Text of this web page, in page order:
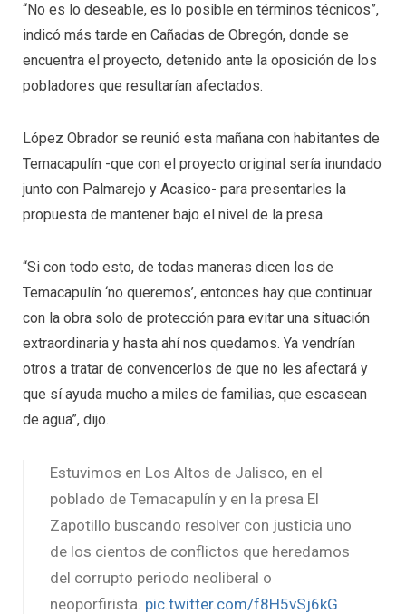
“No es lo deseable, es lo posible en términos técnicos”,
indicó más tarde en Cañadas de Obregón, donde se
encuentra el proyecto, detenido ante la oposición de los
pobladores que resultarían afectados.
López Obrador se reunió esta mañana con habitantes de
Temacapulín -que con el proyecto original sería inundado
junto con Palmarejo y Acasico- para presentarles la
propuesta de mantener bajo el nivel de la presa.
“Si con todo esto, de todas maneras dicen los de
Temacapulín ‘no queremos’, entonces hay que continuar
con la obra solo de protección para evitar una situación
extraordinaria y hasta ahí nos quedamos. Ya vendrían
otros a tratar de convencerlos de que no les afectará y
que sí ayuda mucho a miles de familias, que escasean
de agua”, dijo.
Estuvimos en Los Altos de Jalisco, en el
poblado de Temacapulín y en la presa El
Zapotillo buscando resolver con justicia uno
de los cientos de conflictos que heredamos
del corrupto periodo neoliberal o
neoporfirista. pic.twitter.com/f8H5vSj6kG